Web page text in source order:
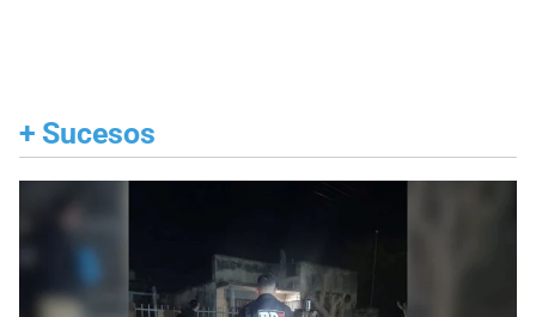
+ Sucesos